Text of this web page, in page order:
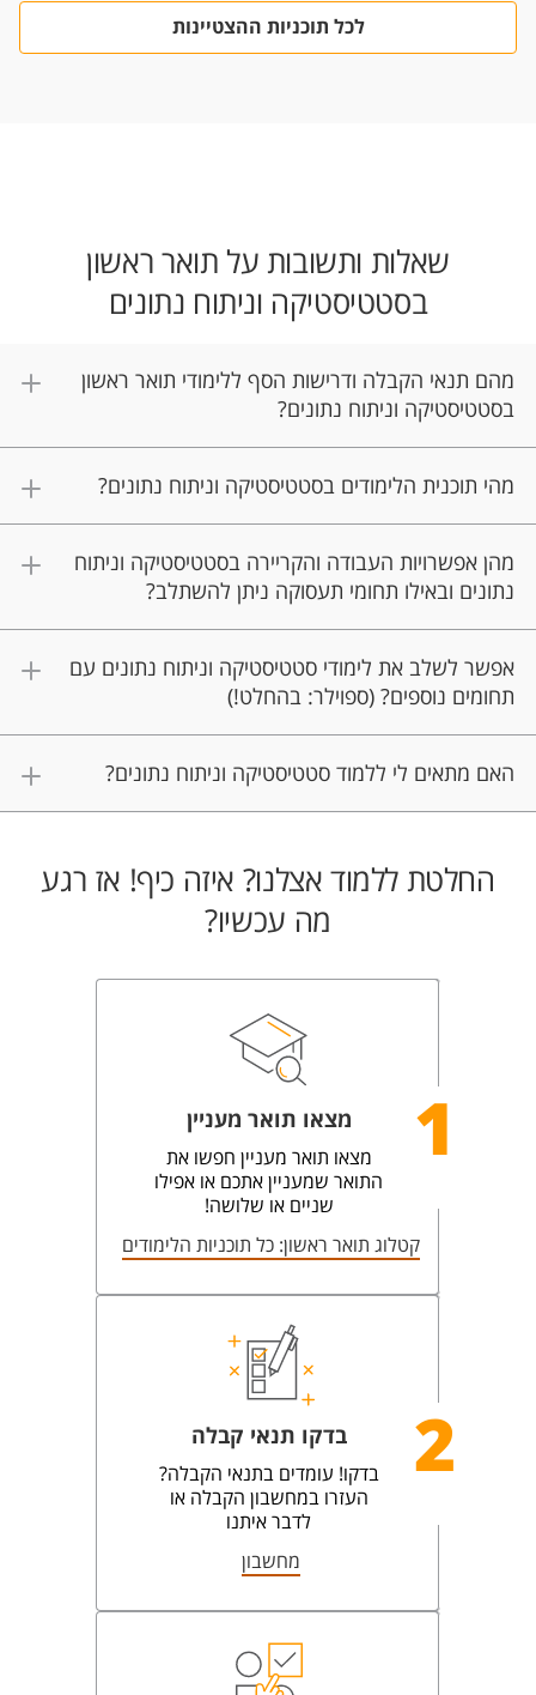
לכל תוכניות ההצטיינות
שאלות ותשובות על תואר ראשון
בסטטיסטיקה וניתוח נתונים
מהם תנאי הקבלה ודרישות הסף ללימודי תואר ראשון
בסטטיסטיקה וניתוח נתונים?
מהי תוכנית הלימודים בסטטיסטיקה וניתוח נתונים?
מהן אפשרויות העבודה והקריירה בסטטיסטיקה וניתוח
נתונים ובאילו תחומי תעסוקה ניתן להשתלב?
אפשר לשלב את לימודי סטטיסטיקה וניתוח נתונים עם
תחומים נוספים? (ספוילר: בהחלט!)
האם מתאים לי ללמוד סטטיסטיקה וניתוח נתונים?
החלטת ללמוד אצלנו? איזה כיף! אז רגע
מה עכשיו?
1 מצאו תואר מעניין
מצאו תואר מעניין חפשו את
התואר שמעניין אתכם או אפילו
שניים או שלושה!
קטלוג תואר ראשון: כל תוכניות הלימודים
2 בדקו תנאי קבלה
בדקו! עומדים בתנאי הקבלה?
העזרו במחשבון הקבלה או
לדבר איתנו
מחשבון